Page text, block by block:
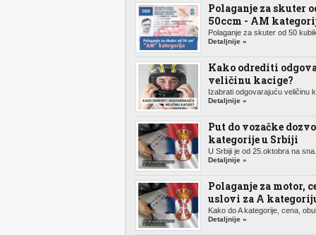
Polaganje za skuter
50ccm - AM
Polaganje za skuter od 50
Detaljnije »
Kako odrediti
veličinu kacige?
Izabrati odgovarajuću veličinu
Detaljnije »
Put do vozačke
kategorije u Srbiji
U Srbiji je od 25.oktobra na
Detaljnije »
Polaganje za motor,
uslovi za A
Kako do A kategorije, cena,
Detaljnije »